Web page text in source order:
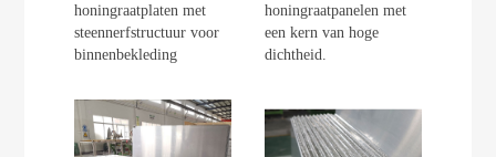
honingraatplaten met
steennerfstructuur voor
binnenbekleding
honingraatpanelen met
een kern van hoge
dichtheid.